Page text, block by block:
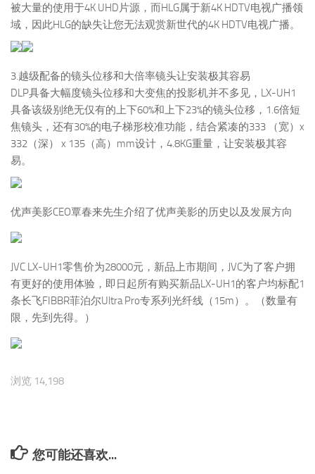
被大量的使用于4K UHD片源，而HLG属于新4K HDTV电视广播领
域，因此HLG的缺失让您无法观赏新世代的4K HDTV电视广播。
3.越级配备的镜头位移和大倍率镜头让安装极其容易
DLP具备大幅度镜头位移和大变焦的投影机并不多见，LX-UH1
具备该级别绝无仅有的上下60%和上下23%的镜头位移，1.6倍短
焦镜头，还有30%的电子梯形校准功能，结合紧凑的333 （宽）x
332（深） x 135（高）mm设计，4.8KG重量，让安装极其容
易。
优声美影CEO覃春来先生介绍了优声美影的历史以及发展方向
JVC LX-UH1零售价为28000元，新品上市期间，JVC为了客户拥
有更好的使用体验，即日起所有购买新品LX-UH1的客户均标配1
条长飞FIBBR菲泊尔Ultra Pro专系列光纤线（15m）。（数量有
限，先到先得。）
浏览 14,198
您可能还喜欢...